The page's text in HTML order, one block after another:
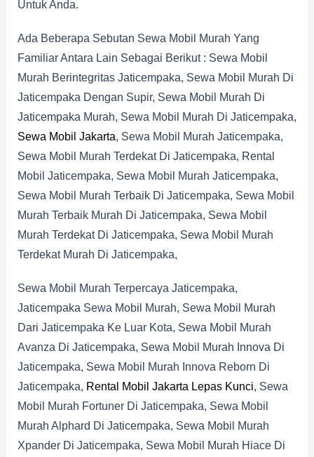
Untuk Anda.
Ada Beberapa Sebutan Sewa Mobil Murah Yang
Familiar Antara Lain Sebagai Berikut : Sewa Mobil
Murah Berintegritas Jaticempaka, Sewa Mobil Murah Di
Jaticempaka Dengan Supir, Sewa Mobil Murah Di
Jaticempaka Murah, Sewa Mobil Murah Di Jaticempaka,
Sewa Mobil Jakarta, Sewa Mobil Murah Jaticempaka,
Sewa Mobil Murah Terdekat Di Jaticempaka, Rental
Mobil Jaticempaka, Sewa Mobil Murah Jaticempaka,
Sewa Mobil Murah Terbaik Di Jaticempaka, Sewa Mobil
Murah Terbaik Murah Di Jaticempaka, Sewa Mobil
Murah Terdekat Di Jaticempaka, Sewa Mobil Murah
Terdekat Murah Di Jaticempaka,
Sewa Mobil Murah Terpercaya Jaticempaka,
Jaticempaka Sewa Mobil Murah, Sewa Mobil Murah
Dari Jaticempaka Ke Luar Kota, Sewa Mobil Murah
Avanza Di Jaticempaka, Sewa Mobil Murah Innova Di
Jaticempaka, Sewa Mobil Murah Innova Reborn Di
Jaticempaka, Rental Mobil Jakarta Lepas Kunci, Sewa
Mobil Murah Fortuner Di Jaticempaka, Sewa Mobil
Murah Alphard Di Jaticempaka, Sewa Mobil Murah
Xpander Di Jaticempaka, Sewa Mobil Murah Hiace Di